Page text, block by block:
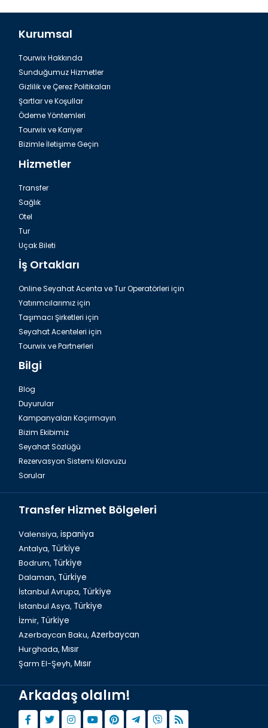
Dalaman, Fethiye Dalyan Iztuzu Plajı
Dalaman, Fethiye Balık Hali
Kurumsal
Tourwix Hakkında
Sunduğumuz Hizmetler
Gizlilik ve Çerez Politikaları
Şartlar ve Koşullar
Ödeme Yöntemleri
Tourwix ve Kariyer
Bizimle İletişime Geçin
Hizmetler
Transfer
Sağlık
Otel
Tur
Uçak Bileti
İş Ortakları
Online Seyahat Acenta ve Tur Operatörleri için
Yatırımcılarımız için
Taşımacı Şirketleri için
Seyahat Acenteleri için
Tourwix ve Partnerleri
Bilgi
Blog
Duyurular
Kampanyaları Kaçırmayın
Bizim Ekibimiz
Seyahat Sözlüğü
Rezervasyon Sistemi Kılavuzu
Sorular
Transfer Hizmet Bölgeleri
Valensiya, ispaniya
Antalya, Türkiye
Bodrum, Türkiye
Dalaman, Türkiye
İstanbul Avrupa, Türkiye
İstanbul Asya, Türkiye
İzmir, Türkiye
Azerbaycan Baku, Azerbaycan
Hurghada, Mısır
Şarm El-Şeyh, Mısır
Arkadaş olalım!